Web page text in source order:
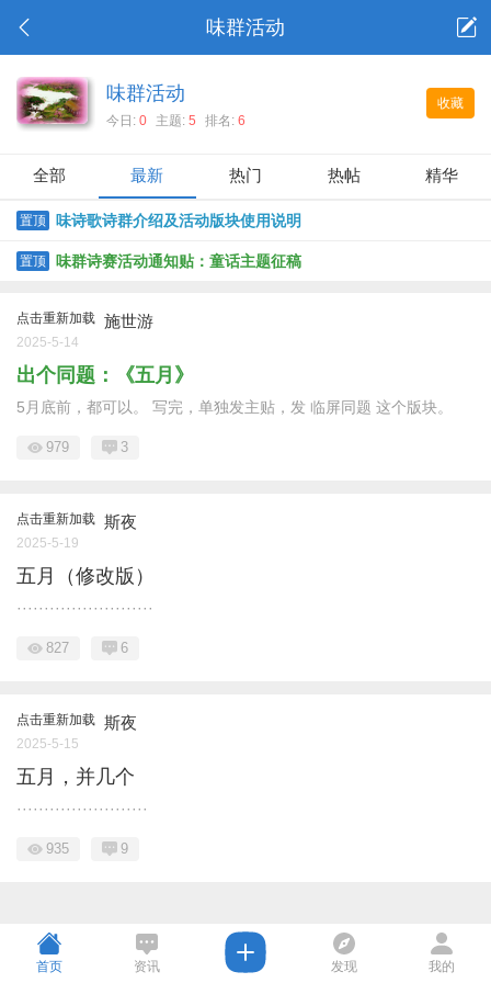
味群活动
收藏
味群活动
今日:0 主题:5 排名:6
全部 最新 热门 热帖 精华
置顶 味诗歌诗群介绍及活动版块使用说明
置顶 味群诗赛活动通知贴：童话主题征稿
点击重新加载 施世游
2025-5-14
出个同题：《五月》
5月底前，都可以。 写完，单独发主贴，发 临屏同题 这个版块。
979 3
点击重新加载 斯夜
2025-5-19
五月（修改版）
·························
827 6
点击重新加载 斯夜
2025-5-15
五月，并几个
························
935 9
首页 资讯 发现 我的